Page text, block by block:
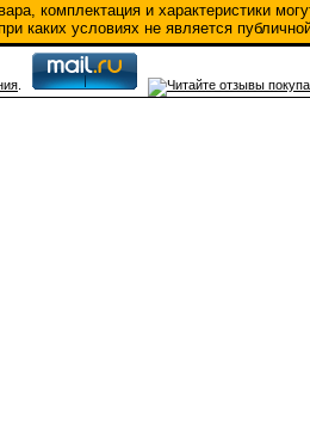
комплектация и характеристики
каких условиях не является